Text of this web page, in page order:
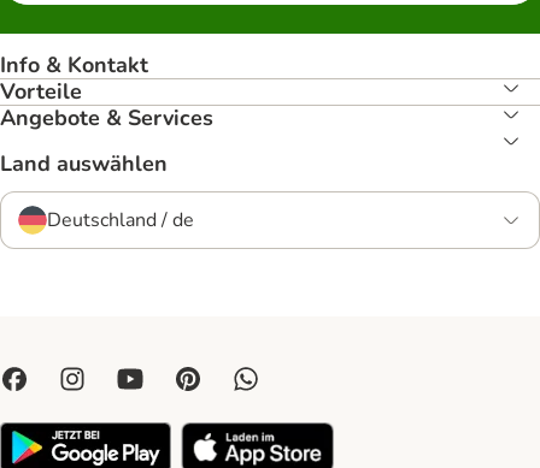
Info & Kontakt
Vorteile
Angebote & Services
Land auswählen
Deutschland / de